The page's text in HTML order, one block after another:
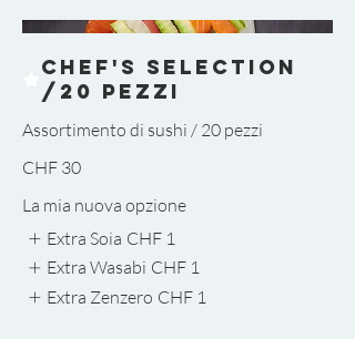
Chef's Selection
/20 pezzi
Assortimento di sushi / 20 pezzi
CHF 30
La mia nuova opzione
Extra Soia CHF 1
Extra Wasabi CHF 1
Extra Zenzero CHF 1